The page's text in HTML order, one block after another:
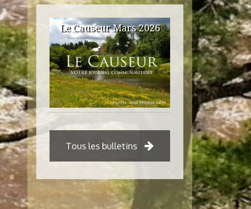
Le Causeur Mars 2026
Tous les bulletins